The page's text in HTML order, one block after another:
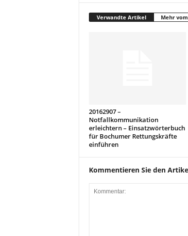
Verwandte Artikel Mehr
20162907 –
Notfallkommunikation
erleichtern – Einsatzwörterbuch
für Bochumer Rettungskräfte
einführen
Kommentieren Sie den